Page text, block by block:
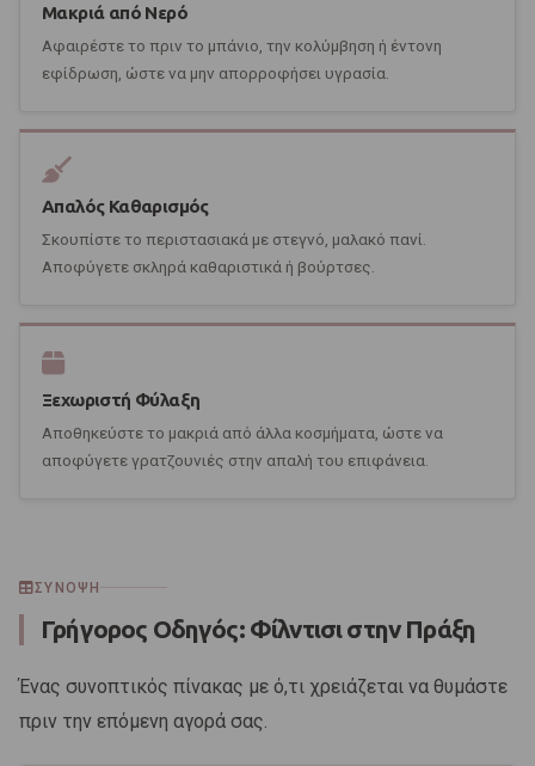
Μακριά από Νερό
Αφαιρέστε το πριν το μπάνιο, την κολύμβηση ή έντονη
εφίδρωση, ώστε να μην απορροφήσει υγρασία.
Απαλός Καθαρισμός
Σκουπίστε το περιστασιακά με στεγνό, μαλακό πανί.
Αποφύγετε σκληρά καθαριστικά ή βούρτσες.
Ξεχωριστή Φύλαξη
Αποθηκεύστε το μακριά από άλλα κοσμήματα, ώστε να
αποφύγετε γρατζουνιές στην απαλή του επιφάνεια.
ΣΎΝΟΨΗ
Γρήγορος Οδηγός: Φίλντισι στην Πράξη
Ένας συνοπτικός πίνακας με ό,τι χρειάζεται να θυμάστε
πριν την επόμενη αγορά σας.